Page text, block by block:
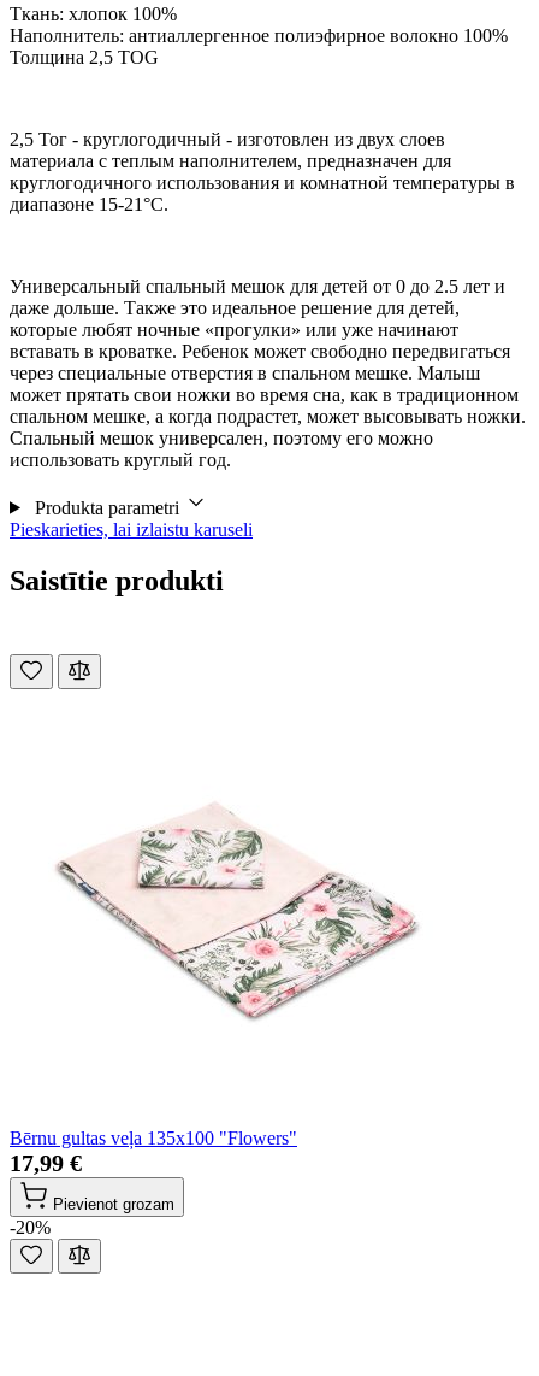
Ткань: хлопок 100%
Наполнитель: антиаллергенное полиэфирное волокно 100%
Толщина 2,5 TOG
2,5 Тог - круглогодичный - изготовлен из двух слоев
материала с теплым наполнителем, предназначен для
круглогодичного использования и комнатной температуры в
диапазоне 15-21°С.
Универсальный спальный мешок для детей от 0 до 2.5 лет и
даже дольше. Также это идеальное решение для детей,
которые любят ночные «прогулки» или уже начинают
вставать в кроватке. Ребенок может свободно передвигаться
через специальные отверстия в спальном мешке. Малыш
может прятать свои ножки во время сна, как в традиционном
спальном мешке, а когда подрастет, может высовывать ножки.
Спальный мешок универсален, поэтому его можно
использовать круглый год.
Produkta parametri
Pieskarieties, lai izlaistu karuseli
Saistītie produkti
Bērnu gultas veļa 135x100 "Flowers"
17,99 €
Pievienot grozam
-20%